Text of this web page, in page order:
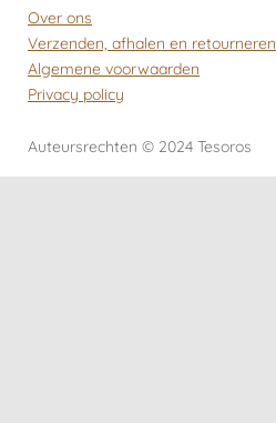
Over ons
Verzenden, afhalen en retourneren
Algemene voorwaarden
Privacy policy
Auteursrechten © 2024 Tesoros